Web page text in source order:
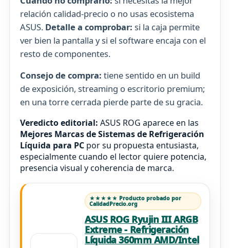
relación calidad-precio o no usas ecosistema
ASUS. Detalle a comprobar: si la caja permite
ver bien la pantalla y si el software encaja con el
resto de componentes.
Consejo de compra: tiene sentido en un build
de exposición, streaming o escritorio premium;
en una torre cerrada pierde parte de su gracia.
Veredicto editorial: ASUS ROG aparece en las
Mejores Marcas de Sistemas de Refrigeración
Líquida para PC por su propuesta entusiasta,
especialmente cuando el lector quiere potencia,
presencia visual y coherencia de marca.
★★★★★ Producto probado por
CalidadPrecio.org
ASUS ROG Ryujin III ARGB
Extreme - Refrigeración
Líquida 360mm AMD/Intel